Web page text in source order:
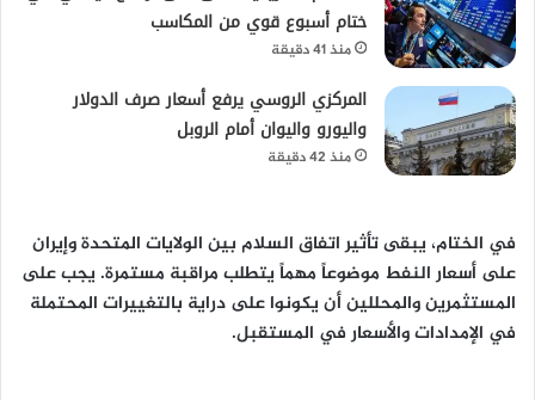
ختام أسبوع قوي من المكاسب
منذ 41 دقيقة
المركزي الروسي يرفع أسعار صرف الدولار
واليورو واليوان أمام الروبل
منذ 42 دقيقة
في الختام، يبقى تأثير اتفاق السلام بين الولايات المتحدة وإيران
على أسعار النفط موضوعاً مهماً يتطلب مراقبة مستمرة. يجب على
المستثمرين والمحللين أن يكونوا على دراية بالتغييرات المحتملة
في الإمدادات والأسعار في المستقبل.